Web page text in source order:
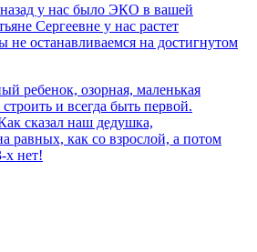
назад у нас было ЭКО в вашей
Сергеевне у нас растет
не останавливаемся на достигнутом
ребенок, озорная, маленькая
и всегда быть первой.
сказал наш дедушка,
равных, как со взрослой, а потом
х нет!